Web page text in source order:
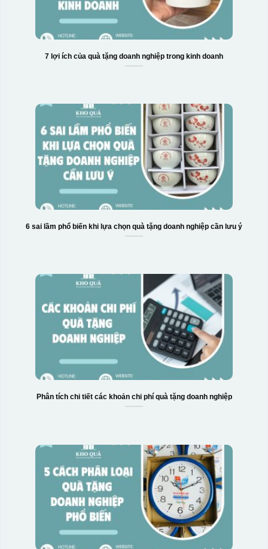
7 lợi ích của quà tặng doanh nghiệp trong kinh doanh
6 sai lầm phổ biến khi lựa chọn quà tặng doanh nghiệp cần lưu ý
Phân tích chi tiết các khoản chi phí quà tặng doanh nghiệp